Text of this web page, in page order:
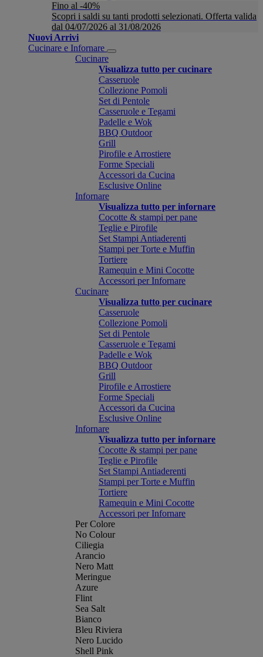
Fino al -40%
Scopri i saldi su tanti prodotti selezionati. Offerta valida
dal 04/07/2026 al 31/08/2026
Nuovi Arrivi
Cucinare e Infornare
Cucinare
Visualizza tutto per cucinare
Casseruole
Collezione Pomoli
Set di Pentole
Casseruole e Tegami
Padelle e Wok
BBQ Outdoor
Grill
Pirofile e Arrostiere
Forme Speciali
Accessori da Cucina
Esclusive Online
Infornare
Visualizza tutto per infornare
Cocotte & stampi per pane
Teglie e Pirofile
Set Stampi Antiaderenti
Stampi per Torte e Muffin
Tortiere
Ramequin e Mini Cocotte
Accessori per Infornare
Cucinare
Visualizza tutto per cucinare
Casseruole
Collezione Pomoli
Set di Pentole
Casseruole e Tegami
Padelle e Wok
BBQ Outdoor
Grill
Pirofile e Arrostiere
Forme Speciali
Accessori da Cucina
Esclusive Online
Infornare
Visualizza tutto per infornare
Cocotte & stampi per pane
Teglie e Pirofile
Set Stampi Antiaderenti
Stampi per Torte e Muffin
Tortiere
Ramequin e Mini Cocotte
Accessori per Infornare
Per Colore
No Colour
Ciliegia
Arancio
Nero Matt
Meringue
Azure
Flint
Sea Salt
Bianco
Bleu Riviera
Nero Lucido
Shell Pink